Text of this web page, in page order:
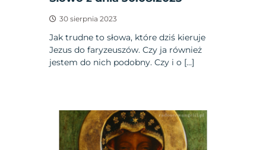
30 sierpnia 2023
Jak trudne to słowa, które dziś kieruje
Jezus do faryzeuszów. Czy ja również
jestem do nich podobny. Czy i o […]